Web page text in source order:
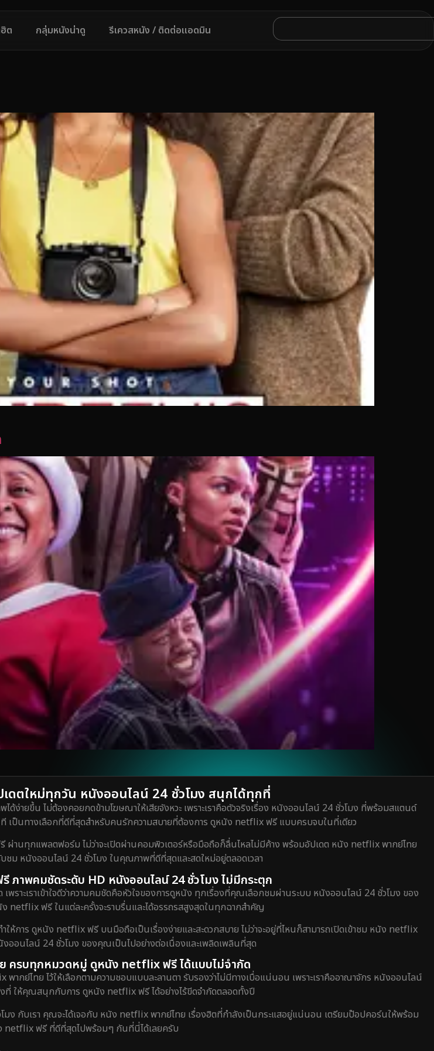
ต กลุ่มหนังน่าดู รีเควสหนัง / ติดต่อแอดมิน
ตใหม่ทุกวัน หนังออนไลน์ 24 ชั่วโมง สนุกได้ทุกที่
ง่ายขึ้น ไม่ต้องคอยกดข้ามโฆษณาให้เสียจังหวะ เพราะเราคือตัวจริงเรื่อง หนังออนไลน์ 24 ชั่วโมง ที่พร้อมสแตนด์
เป็นทางเลือกที่ดีที่สุดสำหรับคนรักความสบายที่ต้องการ ดูหนัง netflix ฟรี แบบครบจบในที่เดียว
ผ่านทุกแพลตฟอร์ม ไม่ว่าจะเปิดผ่านคอมพิวเตอร์หรือมือถือก็ลื่นไหลไม่มีค้าง พร้อมอัปเดต หนัง netflix พากย์ไทย
ชม หนังออนไลน์ 24 ชั่วโมง ในคุณภาพที่ดีที่สุดและสดใหม่อยู่ตลอดเวลา
าพคมชัดระดับ HD หนังออนไลน์ 24 ชั่วโมง ไม่มีกระตุก
ราะเราเข้าใจดีว่าความคมชัดคือหัวใจของการดูหนัง ทุกเรื่องที่คุณเลือกชมผ่านระบบ หนังออนไลน์ 24 ชั่วโมง ของ
ง netflix ฟรี ในแต่ละครั้งจะราบรื่นและได้อรรถรสสูงสุดในทุกฉากสำคัญ
ห้การ ดูหนัง netflix ฟรี บนมือถือเป็นเรื่องง่ายและสะดวกสบาย ไม่ว่าจะอยู่ที่ไหนก็สามารถเปิดเข้าชม หนัง netflix
อนไลน์ 24 ชั่วโมง ของคุณเป็นไปอย่างต่อเนื่องและเพลิดเพลินที่สุด
ครบทุกหมวดหมู่ ดูหนัง netflix ฟรี ได้แบบไม่จำกัด
กย์ไทย ไว้ให้เลือกตามความชอบแบบละลานตา รับรองว่าไม่มีทางเบื่อแน่นอน เพราะเราคืออาณาจักร หนังออนไลน์
งที่ ให้คุณสนุกกับการ ดูหนัง netflix ฟรี ได้อย่างไร้ขีดจำกัดตลอดทั้งปี
ง กับเรา คุณจะได้เจอกับ หนัง netflix พากย์ไทย เรื่องฮิตที่กำลังเป็นกระแสอยู่แน่นอน เตรียมป๊อปคอร์นให้พร้อม
netflix ฟรี ที่ดีที่สุดไปพร้อมๆ กันที่นี่ได้เลยครับ